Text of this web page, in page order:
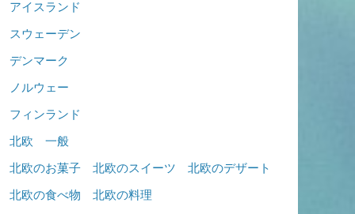
アイスランド
スウェーデン
デンマーク
ノルウェー
フィンランド
北欧 一般
北欧のお菓子 北欧のスイーツ 北欧のデザート
北欧の食べ物 北欧の料理